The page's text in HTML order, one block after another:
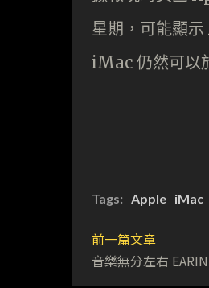
星期，可能顯
iMac 仍然可以
Tags: Apple iMac
前一篇文章
音樂無分左右